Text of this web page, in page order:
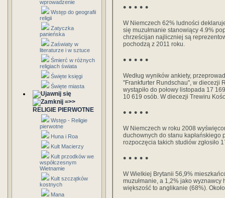
wprowadzenie
Wstęp do geografii
religii
Zatyczka
panieńska
Zaświaty w
literaturze i w sztuce
Śmierć w różnych
religiach świata
Święte księgi
Święte miasta
=>>
RELIGIE PIERWOTNE
Wstęp - Religie
pierwotne
Huna i Roa
Kult Macierzy
Kult przodków we
współczesnym
Wietnamie
Kult szczątków
kostnych
Mana
• • • • •
W Niemczech 62% ludności
się muzułmanie stanowiący 4.9%
chrześcijan najliczniej są
pochodzą z 2011 roku.
• • • • •
Według wyników ankiety,
"Frankfurter Rundschau", w diecezji
wystąpiło do połowy listopada 17
10 619 osób. W diecezji Trewiru
• • • • •
W Niemczech w roku 2008
duchownych do stanu kapłańskiego
rozpoczęcia takich studiów zgłosiło
• • • • •
W Wielkiej Brytanii 56,9%
muzułmanie, a 1,2% jako
większość to anglikanie (68%).